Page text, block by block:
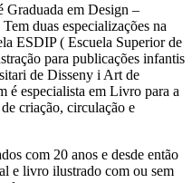
Graduada em Design –
duas especializações na
ESDIP ( Escuela Superior de
para publicações infantis
de Disseny i Art de
é especialista em Livro para a
criação, circulação e
com 20 anos e desde então
e livro ilustrado com ou sem